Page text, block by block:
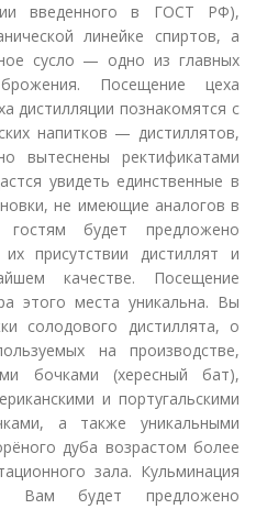
введенного в ГОСТ РФ),
линейке спиртов, а
сусло — одно из главных
Посещение цеха
дистилляции познакомятся с
напитков — дистиллятов,
вытеснены ректификатами
увидеть единственные в
не имеющие аналогов в
будет предложено
присутствии дистиллят и
качестве. Посещение
этого места уникальна. Вы
солодового дистиллята, о
на производстве,
бочками (хересный бат),
и португальскими
а также уникальными
дуба возрастом более
зала. Кульминация
Вам будет предложено